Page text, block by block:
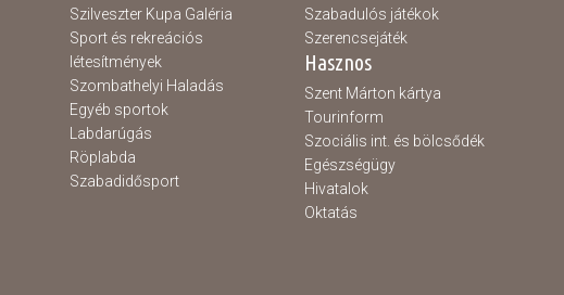
Szilveszter Kupa Galéria
Sport és rekreációs
létesítmények
Szombathelyi Haladás
Egyéb sportok
Labdarúgás
Röplabda
Szabadidősport
Szabadulós játékok
Szerencsejáték
Hasznos
Szent Márton kártya
Tourinform
Szociális int. és bölcsődék
Egészségügy
Hivatalok
Oktatás